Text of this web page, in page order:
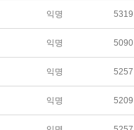
익명 5319
익명 5090
익명 5257
익명 5209